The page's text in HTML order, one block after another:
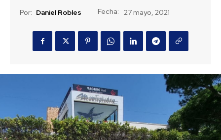
Por: Daniel Robles Fecha: 27 mayo, 2021